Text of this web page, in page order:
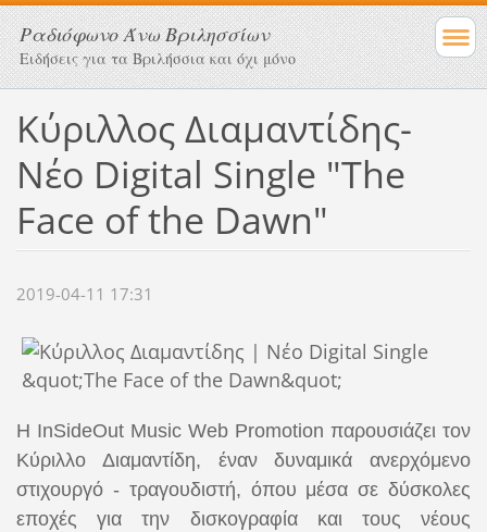
Ραδιόφωνο Άνω Βριλησσίων
Ειδήσεις για τα Βριλήσσια και όχι μόνο
Κύριλλος Διαμαντίδης-
Νέο Digital Single "The
Face of the Dawn"
2019-04-11 17:31
Η InSideOut Music Web Promotion παρουσιάζει τον
Κύριλλο Διαμαντίδη, έναν δυναμικά ανερχόμενο
στιχουργό - τραγουδιστή, όπου μέσα σε δύσκολες
εποχές για την δισκογραφία και τους νέους